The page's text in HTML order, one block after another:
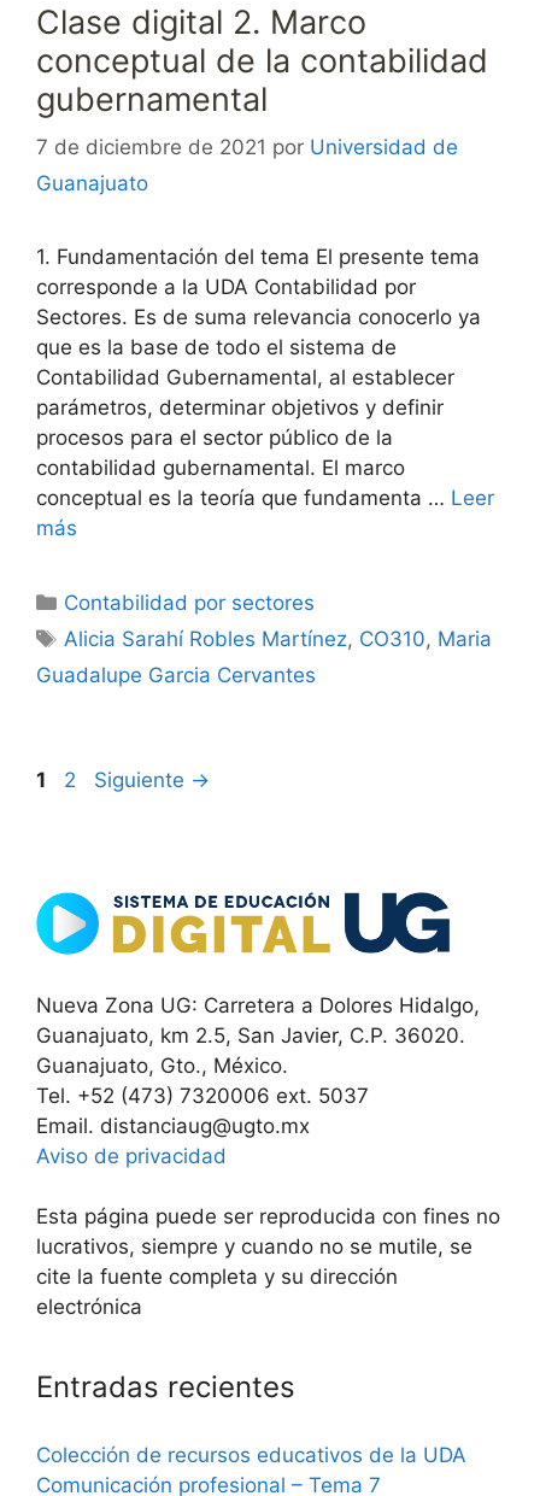
Clase digital 2. Marco
conceptual de la contabilidad
gubernamental
7 de diciembre de 2021 por Universidad de
Guanajuato
1. Fundamentación del tema El presente tema
corresponde a la UDA Contabilidad por
Sectores. Es de suma relevancia conocerlo ya
que es la base de todo el sistema de
Contabilidad Gubernamental, al establecer
parámetros, determinar objetivos y definir
procesos para el sector público de la
contabilidad gubernamental. El marco
conceptual es la teoría que fundamenta … Leer
más
Categorías
Contabilidad por sectores
Etiquetas
Alicia Sarahí Robles Martínez, CO310, Maria
Guadalupe Garcia Cervantes
Página
1 Página
2 Siguiente →
Nueva Zona UG: Carretera a Dolores Hidalgo,
Guanajuato, km 2.5, San Javier, C.P. 36020.
Guanajuato, Gto., México.
Tel. +52 (473) 7320006 ext. 5037
Email. distanciaug@ugto.mx
Aviso de privacidad
Esta página puede ser reproducida con fines no
lucrativos, siempre y cuando no se mutile, se
cite la fuente completa y su dirección
electrónica
Entradas recientes
Colección de recursos educativos de la UDA
Comunicación profesional – Tema 7